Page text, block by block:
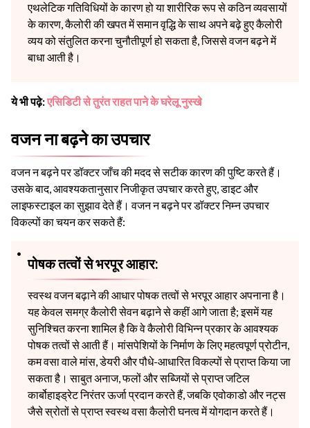
एथलेटिक गतिविधियों के कारण हो या शारीरिक रूप से कठिन व्यवसायों
के कारण, कैलोरी की खपत में समान वृद्धि के साथ अपने बढ़े हुए कैलोरी
व्यय को संतुलित करना चुनौतीपूर्ण हो सकता है, जिससे वजन बढ़ने में
बाधा आती है।
ये भी पढ़े:एसिडिटी से तुरंत राहत पाने के घरेलू नुस्खे
वजन ना बढ़ने का उपचार
वजन न बढ़ने पर डॉक्टर जाँच की मदद से सटीक कारण की पुष्टि करते हैं।
उसके बाद, आवश्यकतानुसार निजीकृत उपचार करते हुए, डाइट और
लाइफस्टाइल का सुझाव देते हैं। वजन न बढ़ने पर डॉक्टर निम्न उपचार
विकल्पों का चयन कर सकते हैं:
पोषक तत्वों से भरपूर आहार:
स्वस्थ वजन बढ़ाने की आधार पोषक तत्वों से भरपूर आहार अपनाना है।
यह केवल समग्र कैलोरी सेवन बढ़ाने से कहीं आगे जाता है; इसमें यह
सुनिश्चित करना शामिल है कि वे कैलोरी विभिन्न प्रकार के आवश्यक
पोषक तत्वों से आती हैं। मांसपेशियों के निर्माण के लिए महत्वपूर्ण प्रोटीन,
कम वसा वाले मांस, डेयरी और पौधे-आधारित विकल्पों से प्राप्त किया जा
सकता है। साबुत अनाज, फलों और सब्जियों से प्राप्त जटिल
कार्बोहाइड्रेट निरंतर ऊर्जा प्रदान करते हैं, जबकि एवोकाडो और नट्स
जैसे स्रोतों से प्राप्त स्वस्थ वसा कैलोरी घनत्व में योगदान करते हैं।